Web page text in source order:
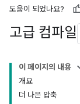
도움이 되었나요?
고급 컴파일
이 페이지의 내용
개요
더 나은 압축